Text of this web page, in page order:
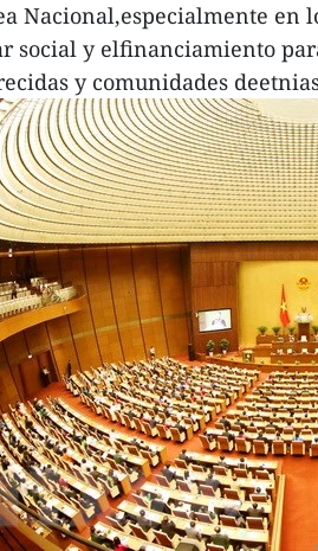
Nacional,especialmente en
social y elfinanciamiento
y comunidades